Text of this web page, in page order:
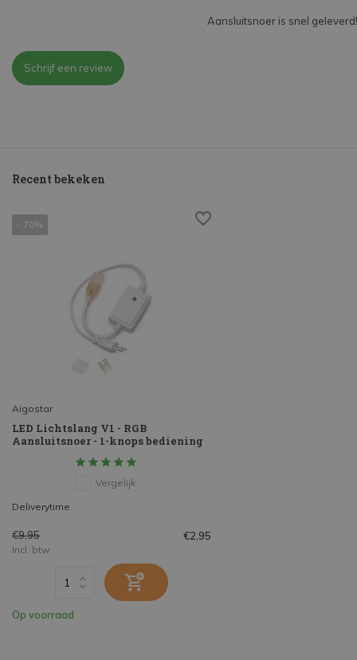
Aansluitsnoer is snel geleverd!
Schrijf een review
Recent bekeken
- 70%
Aigostar
LED Lichtslang V1 - RGB
Aansluitsnoer - 1-knops bediening
Vergelijk
Deliverytime
€9,95 €2,95
Incl. btw
Op voorraad